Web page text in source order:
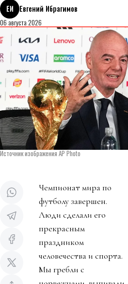
ЕИ
Евгений Ибрагимов
06 августа 2026
Источник изображения AP Photo
Чемпионат мира по
футболу завершен.
Люди сделали его
прекрасным
праздником
человечества и спорта.
Мы гребли с